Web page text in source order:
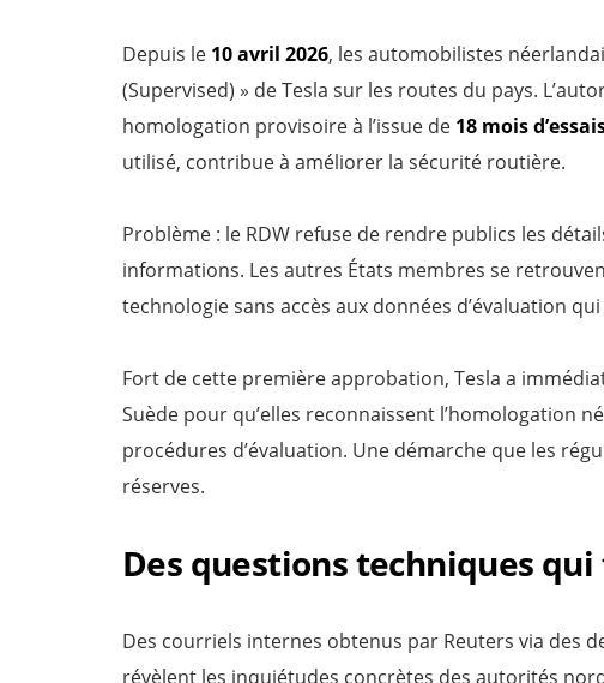
Depuis le 10 avril 2026, les automobilistes
(Supervised) » de Tesla sur les routes du pays.
homologation provisoire à l’issue de 18 mois
utilisé, contribue à améliorer la sécurité routière.
Problème : le RDW refuse de rendre publics les
informations. Les autres États membres se
technologie sans accès aux données d’évaluation
Fort de cette première approbation, Tesla a
Suède pour qu’elles reconnaissent l’homologation
procédures d’évaluation. Une démarche que les
réserves.
Des questions techniques
Des courriels internes obtenus par Reuters via des
révèlent les inquiétudes concrètes des autorités